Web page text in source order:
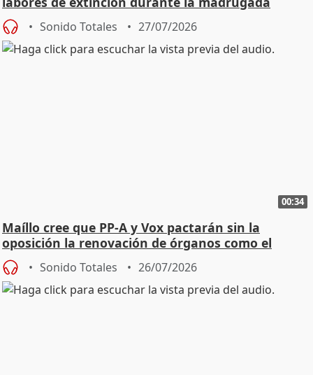
Sonido Totales 27/07/2026
00:34
Maíllo cree que PP-A y Vox pactarán sin la
oposición la renovación de órganos como el
Defensor
Sonido Totales 26/07/2026